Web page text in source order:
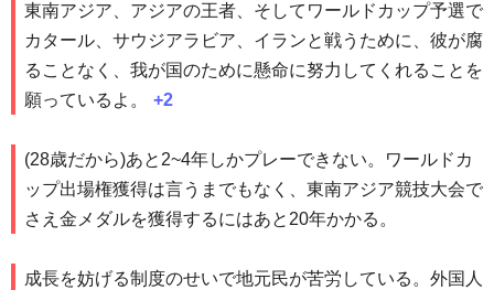
東南アジア、アジアの王者、そしてワールドカップ予選で
カタール、サウジアラビア、イランと戦うために、彼が腐
ることなく、我が国のために懸命に努力してくれることを
願っているよ。
+2
(28歳だから)あと2~4年しかプレーできない。ワールドカ
ップ出場権獲得は言うまでもなく、東南アジア競技大会で
さえ金メダルを獲得するにはあと20年かかる。
成長を妨げる制度のせいで地元民が苦労している。外国人